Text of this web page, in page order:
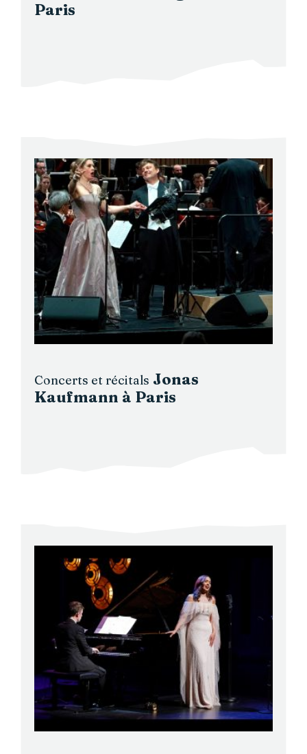
Paris
Concerts et récitals Jonas
Kaufmann à Paris